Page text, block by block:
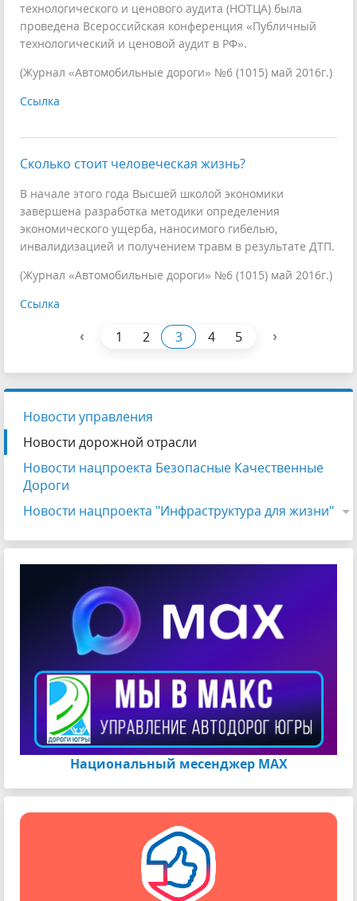
технологического и ценового аудита (НОТЦА) была
проведена Всероссийская конференция «Публичный
технологический и ценовой аудит в РФ».
(Журнал «Автомобильные дороги» №6 (1015) май 2016г.)
Ссылка
Сколько стоит человеческая жизнь?
В начале этого года Высшей школой экономики
завершена разработка методики определения
экономического ущерба, наносимого гибелью,
инвалидизацией и получением травм в результате ДТП.
(Журнал «Автомобильные дороги» №6 (1015) май 2016г.)
Ссылка
‹ 1 2 3 4 5 ›
Новости управления
Новости дорожной отрасли
Новости нацпроекта Безопасные Качественные
Дороги
Новости нацпроекта "Инфраструктура для жизни"
Национальный месенджер МАХ